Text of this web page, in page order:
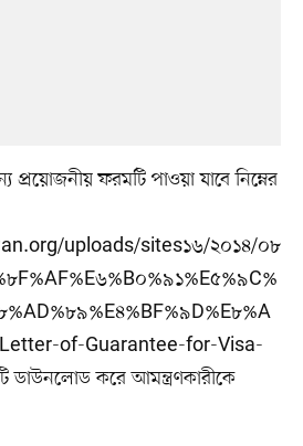
প্রয়োজনীয় ফরমটি পাওয়া যাবে নিম্নের
uploads/sites১৬/২০১৪/০৮
of-Guarantee-for-Visa-
করে আমন্ত্রণকারীকে